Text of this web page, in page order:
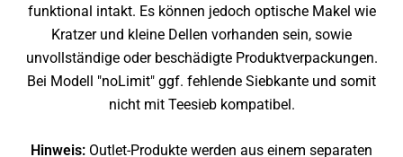
funktional intakt. Es können jedoch optische Makel wie
Kratzer und kleine Dellen vorhanden sein, sowie
unvollständige oder beschädigte Produktverpackungen.
Bei Modell "noLimit" ggf. fehlende Siebkante und somit
nicht mit Teesieb kompatibel.
Hinweis: Outlet-Produkte werden aus einem separaten